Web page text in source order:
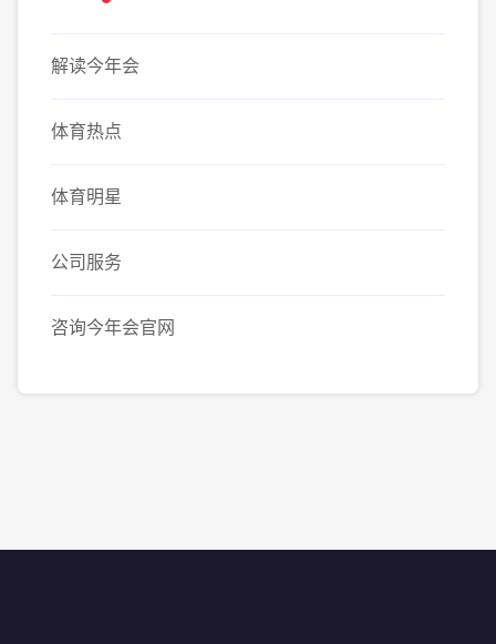
解读今年会
体育热点
体育明星
公司服务
咨询今年会官网